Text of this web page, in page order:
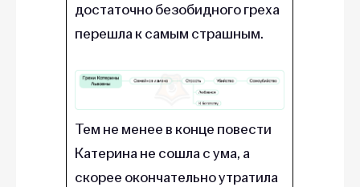
достаточно безобидного греха
перешла к самым страшным.
Тем не менее в конце повести
Катерина не сошла с ума, а
скорее окончательно утратила